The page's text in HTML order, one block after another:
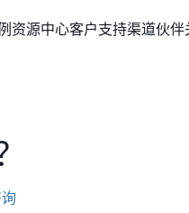
资源中心客户支持渠道伙伴